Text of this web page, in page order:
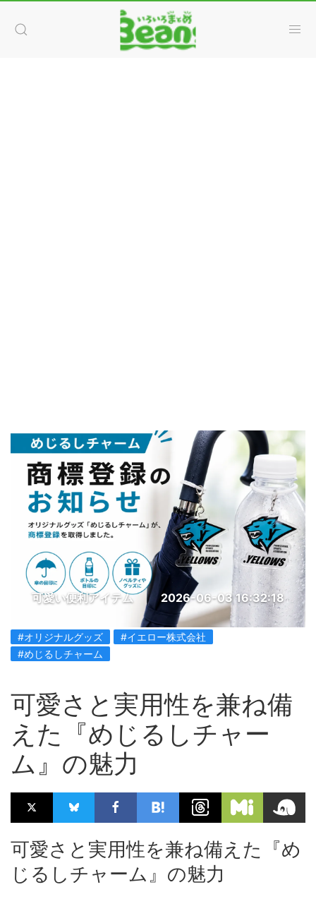
可愛い便利アイテム 2026-06-03 16:32:18
#オリジナルグッズ
#イエロー株式会社
#めじるしチャーム
可愛さと実用性を兼ね備
えた『めじるしチャー
ム』の魅力
可愛さと実用性を兼ね備えた『め
じるしチャーム』の魅力